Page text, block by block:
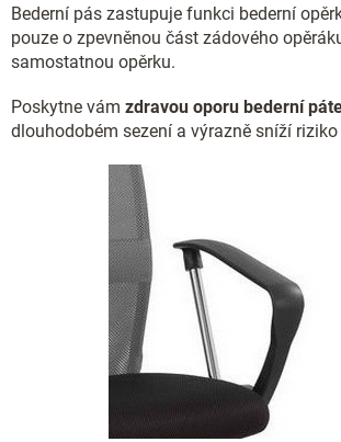
Bederní pás zastupuje funkci bederní
pouze o zpevněnou část zádového
samostatnou opěrku.
Poskytne vám zdravou oporu bederní
dlouhodobém sezení a výrazně sníží